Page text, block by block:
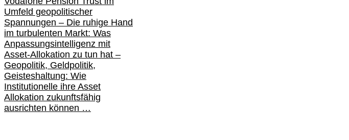
Umfeld geopolitischer
Spannungen – Die ruhige Hand
im turbulenten Markt: Was
Anpassungsintelligenz mit
Asset-Allokation zu tun hat –
Geopolitik, Geldpolitik,
Geisteshaltung: Wie
Institutionelle ihre Asset
Allokation zukunftsfähig
ausrichten können …